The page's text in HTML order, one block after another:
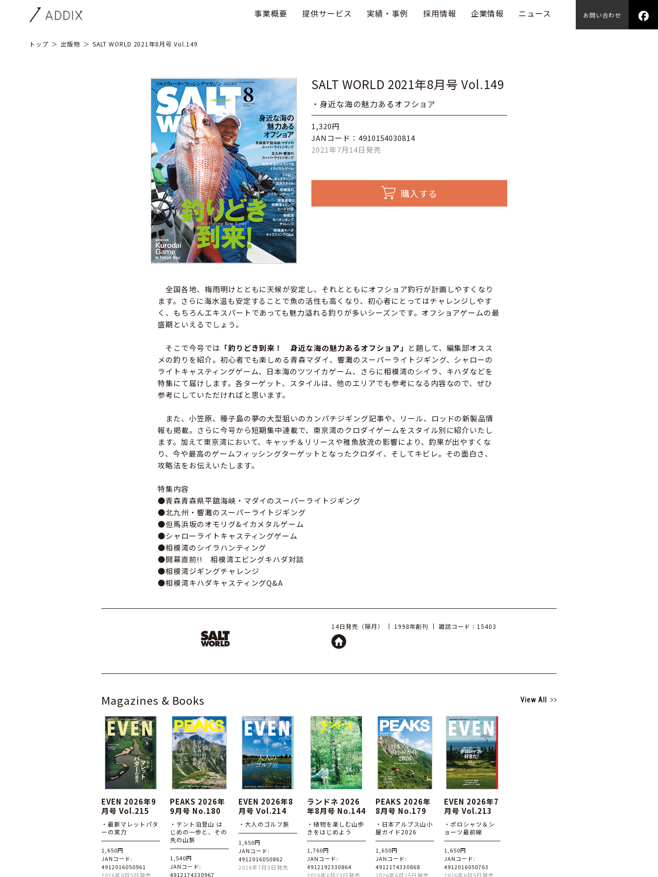
事業概要 提供サービス 実績・事例 採用情報 企業情報 ニュース お問い合わせ
トップ 出版物 SALT WORLD 2021年8月号 Vol.149
SALT WORLD 2021年8月号 Vol.149
・身近な海の魅力あるオフショア
1,320円
JANコード：4910154030814
2021年7月14日発売
購入する
全国各地、梅雨明けとともに天候が安定し、それとともにオフショア釣行が計画しやすくなり
ます。さらに海水温も安定することで魚の活性も高くなり、初心者にとってはチャレンジしやす
く、もちろんエキスパートであっても魅力溢れる釣りが多いシーズンです。オフショアゲームの最
盛期といえるでしょう。
そこで今号では 「釣りどき到来！ 身近な海の魅力あるオフショア」
と題して、編集部オスス
メの釣りを紹介。初心者でも楽しめる青森マダイ、響灘のスーパーライトジギング、シャローの
ライトキャスティングゲーム、日本海のツツイカゲーム、さらに相模湾のシイラ、キハダなどを
特集にて届けします。各ターゲット、スタイルは、他のエリアでも参考になる内容なので、ぜひ
参考にしていただければと思います。
また、小笠原、種子島の夢の大型狙いのカンパチジギング記事や、リール、ロッドの新製品情
報も掲載。さらに今号から短期集中連載で、東京湾のクロダイゲームをスタイル別に紹介いたし
ます。加えて東京湾において、キャッチ＆リリースや稚魚放流の影響により、釣果が出やすくな
り、今や最高のゲームフィッシングターゲットとなったクロダイ、そしてキビレ。その面白さ、
攻略法をお伝えいたします。
特集内容
●青森青森県平舘海峡・マダイのスーパーライトジギング
●北九州・響灘のスーパーライトジギング
●但馬浜坂のオモリグ&イカメタルゲーム
●シャローライトキャスティングゲーム
●相模湾のシイラハンティング
●開幕直前!! 相模湾エビングキハダ対談
●相模湾ジギングチャレンジ
●相模湾キハダキャスティングQ&A
14日発売（隔月） 1998年創刊 雑誌コード：15403
Magazines & Books View All
EVEN 2026年9
月号 Vol.215
・最新マレットパタ
ーの実力
1,650円
JANコード:
4912016050961
2026年8月5日発売
PEAKS 2026年
9月号 No.180
・テント泊登山 は
じめの一歩と、その
先の山旅
1,540円
JANコード:
4912174330967
EVEN 2026年8
月号 Vol.214
・大人のゴルフ旅
1,650円
JANコード:
4912016050862
2026年7月3日発売
ランドネ 2026
年8月号 No.144
・植物を楽しむ山歩
きをはじめよう
1,760円
JANコード:
4912192330864
2026年6月23日発売
PEAKS 2026年
8月号 No.179
・日本アルプス山小
屋ガイド2026
1,650円
JANコード:
4912174330868
2026年6月15日発売
EVEN 2026年7
月号 Vol.213
・ポロシャツ＆シ
ョーツ最前線
1,650円
JANコード:
4912016050763
2026年6月5日発売